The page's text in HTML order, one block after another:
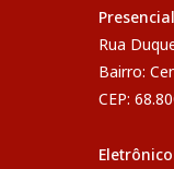
Rua
Bairro:
CEP: